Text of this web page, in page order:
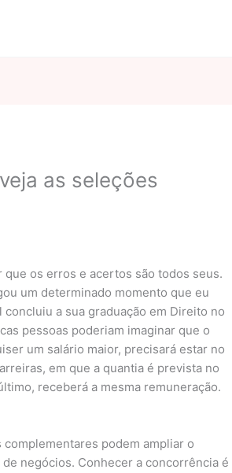
as seleções
os erros e acertos são todos seus.
um determinado momento que eu
a sua graduação em Direito no
pessoas poderiam imaginar que o
um salário maior, precisará estar no
em que a quantia é prevista no
receberá a mesma remuneração.
podem ampliar o
negócios. Conhecer a concorrência é